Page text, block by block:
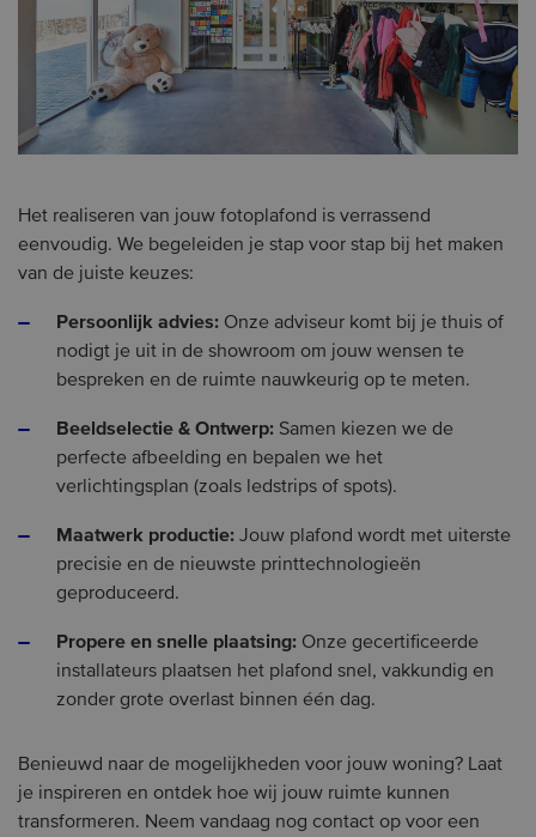
Het realiseren van jouw fotoplafond is verrassend
eenvoudig. We begeleiden je stap voor stap bij het maken
van de juiste keuzes:
Persoonlijk advies: Onze adviseur komt bij je thuis of
nodigt je uit in de showroom om jouw wensen te
bespreken en de ruimte nauwkeurig op te meten.
Beeldselectie & Ontwerp: Samen kiezen we de
perfecte afbeelding en bepalen we het
verlichtingsplan (zoals ledstrips of spots).
Maatwerk productie: Jouw plafond wordt met uiterste
precisie en de nieuwste printtechnologieën
geproduceerd.
Propere en snelle plaatsing: Onze gecertificeerde
installateurs plaatsen het plafond snel, vakkundig en
zonder grote overlast binnen één dag.
Benieuwd naar de mogelijkheden voor jouw woning? Laat
je inspireren en ontdek hoe wij jouw ruimte kunnen
transformeren. Neem vandaag nog contact op voor een